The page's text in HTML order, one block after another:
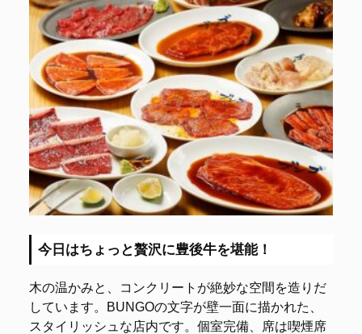
今日はちょっと贅沢に豊後牛を堪能！
木の温かみと、コンクリートが絶妙な空間を造りだ
しています。BUNGOの文字が壁一面に描かれた、
スタイリッシュな店内です。個室完備、席は喫煙席